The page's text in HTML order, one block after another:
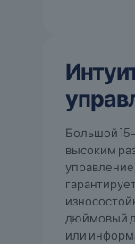
Большой
высоким
дюймовый
или